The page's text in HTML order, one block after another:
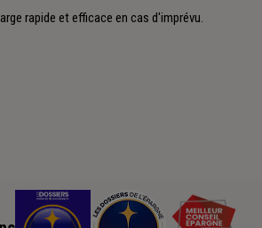
rapide et efficace en cas d'imprévu.